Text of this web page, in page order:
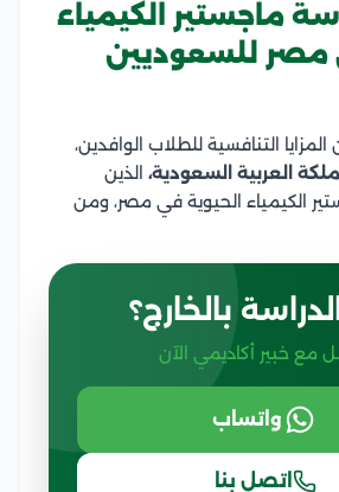
ماجستير الكيمياء
مصر للسعوديين
التنافسية للطلاب الوافدين،
العربية السعودية، الذين
الكيمياء الحيوية في مصر، ومن
بالخارج؟
مع خبير أكاديمي الآن
واتساب
اتصل بنا